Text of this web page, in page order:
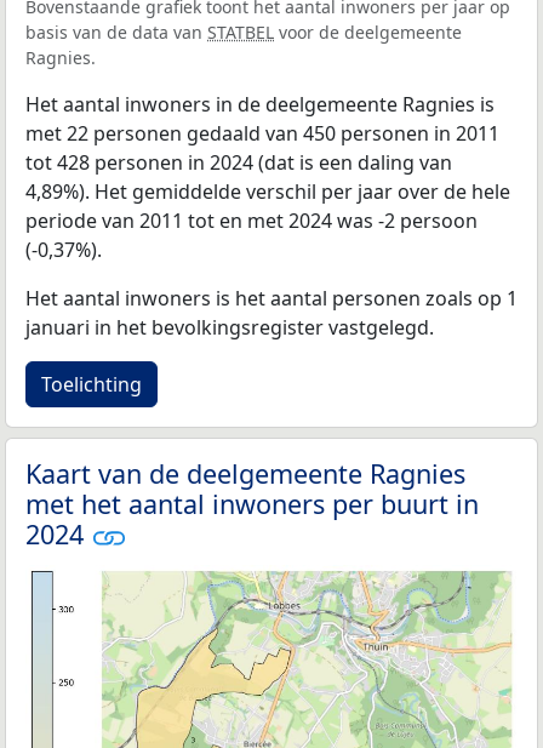
Bovenstaande grafiek toont het aantal inwoners per jaar op
basis van de data van STATBEL voor de deelgemeente
Ragnies.
Het aantal inwoners in de deelgemeente Ragnies is
met 22 personen gedaald van 450 personen in 2011
tot 428 personen in 2024 (dat is een daling van
4,89%). Het gemiddelde verschil per jaar over de hele
periode van 2011 tot en met 2024 was -2 persoon
(-0,37%).
Het aantal inwoners is het aantal personen zoals op 1
januari in het bevolkingsregister vastgelegd.
Toelichting
Kaart van de deelgemeente Ragnies
met het aantal inwoners per buurt in
2024